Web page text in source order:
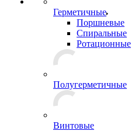
Герметичные
Поршневые
Спиральные
Ротационные
Полугерметичные
Винтовые